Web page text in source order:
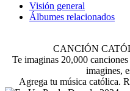
Visión general
Álbumes relacionados
CANCIÓN
Te imaginas 20,000
imagines,
Agrega tu música católica.